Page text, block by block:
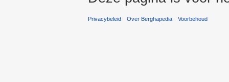
Privacybeleid Over Berghapedia Voorbehoud